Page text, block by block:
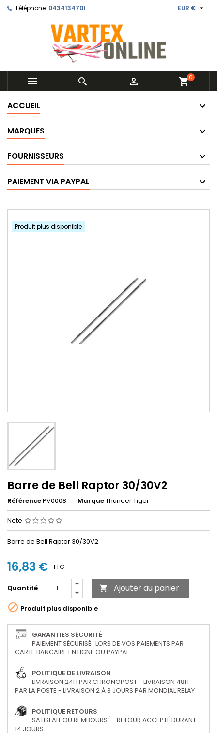
Téléphone: 0434134701 EUR € 
   shopping_cart0
ACCUEIL
MARQUES
FOURNISSEURS
PAIEMENT VIA PAYPAL
Produit plus disponible
Barre de Bell Raptor 30/30V2
RéférencePV0008 MarqueThunder Tiger
Note
Barre de Bell Raptor 30/30V2
16,83 € TTC
Quantité  Ajouter au panier
 Produit plus disponible
GARANTIES SÉCURITÉ
PAIEMENT SÉCURISÉ : LORS DE VOS PAIEMENTS PAR
CARTE BANCAIRE EN LIGNE OU PAYPAL
POLITIQUE DE LIVRAISON
LIVRAISON 24H PAR CHRONOPOST - LIVRAISON 48H
PAR LA POSTE - LIVRAISON 2 À 3 JOURS PAR MONDIAL RELAY
POLITIQUE RETOURS
SATISFAIT OU REMBOURSÉ - RETOUR ACCEPTÉ DURANT
14 JOURS